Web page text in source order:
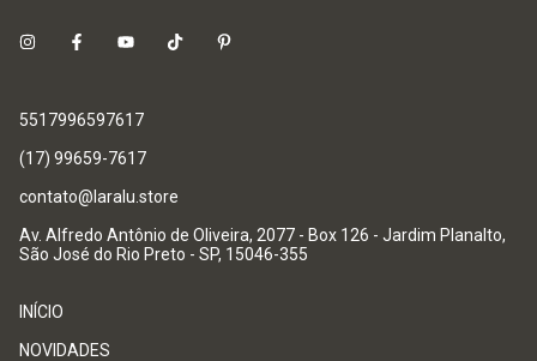
5517996597617
(17) 99659-7617
contato@laralu.store
Av. Alfredo Antônio de Oliveira, 2077 - Box 126 - Jardim Planalto,
São José do Rio Preto - SP, 15046-355
INÍCIO
NOVIDADES